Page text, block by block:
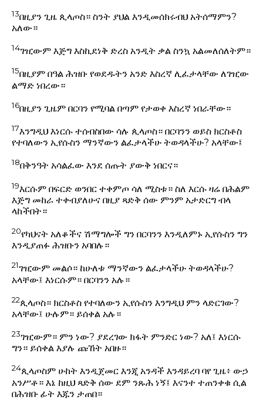
13በዚያን ጊዜ ጲላጦስ። ስንት ያህል እንዲመሰክሩብህ አትሰማምን?
አለው።
14ገዢውም እጅግ እስኪደነቅ ድረስ አንዲት ቃል ስንኳ አልመለሰለትም።
15በዚያም በዓል ሕዝቡ የወደዱትን አንድ እስረኛ ሊፈታላቸው ለገዢው
ልማድ ነበረው።
16በዚያን ጊዜም በርባን የሚባል በጣም የታወቀ እስረኛ ነበራቸው።
17እንግዲህ እነርሱ ተሰብስበው ሳሉ ጲላጦስ። በርባንን ወይስ ክርስቶስ
የተባለውን ኢየሱስን ማንኛውን ልፈታላችሁ ትወዳላችሁ? አላቸው፤
18በቅንዓት አሳልፈው እንደ ሰጡት ያውቅ ነበርና።
19እርሱም በፍርድ ወንበር ተቀምጦ ሳለ ሚስቱ። ስለ እርሱ ዛሬ በሕልም
እጅግ መከራ ተቀብያለሁና በዚያ ጻድቅ ሰው ምንም አታድርግ ብላ
ላከችበት።
20የካህናት አለቆችና ሽማግሎች ግን በርባንን እንዲለምኑ ኢየሱስን ግን
እንዲያጠፉ ሕዝቡን አባበሉ።
21ገዢውም መልሶ። ከሁለቱ ማንኛውን ልፈታላችሁ ትወዳላችሁ?
አላቸው፤ እነርሱም። በርባንን አሉ።
22ጲላጦስ። ክርስቶስ የተባለውን ኢየሱስን እንግዲህ ምን ላድርገው?
አላቸው፤ ሁሉም። ይሰቀል አሉ።
23ገዢውም። ምን ነው? ያደረገው ክፋት ምንድር ነው? አለ፤ እነርሱ
ግን። ይሰቀል እያሉ ጩኸት አበዙ።
24ጲላጦስም ሁከት እንዲጀመር እንጂ አንዳች እንዳይረባ ባየ ጊዜ፥ ውኃ
አንሥቶ። እኔ ከዚህ ጻድቅ ሰው ደም ንጹሕ ነኝ፤ እናንተ ተጠንቀቁ ሲል
በሕዝቡ ፊት እጁን ታጠበ።